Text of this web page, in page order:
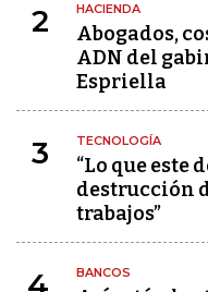
2 HACIENDA
Abogados,
ADN del
Espriella
3 TECNOLOGÍA
“Lo que este
destrucción
trabajos”
4 BANCOS